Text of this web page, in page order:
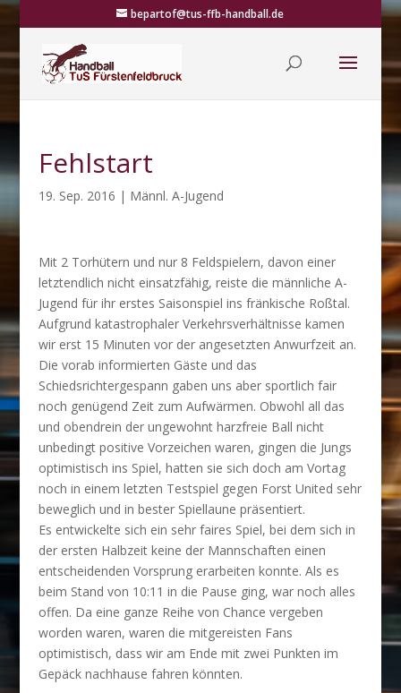
bepartof@tus-ffb-handball.de
Fehlstart
19. Sep. 2016 | Männl. A-Jugend
Mit 2 Torhütern und nur 8 Feldspielern, davon einer
letztendlich nicht einsatzfähig, reiste die männliche A-
Jugend für ihr erstes Saisonspiel ins fränkische Roßtal.
Aufgrund katastrophaler Verkehrsverhältnisse kamen
wir erst 15 Minuten vor der angesetzten Anwurfzeit an.
Die vorab informierten Gäste und das
Schiedsrichtergespann gaben uns aber sportlich fair
noch genügend Zeit zum Aufwärmen. Obwohl all das
und obendrein der ungewohnt harzfreie Ball nicht
unbedingt positive Vorzeichen waren, gingen die Jungs
optimistisch ins Spiel, hatten sie sich doch am Vortag
noch in einem letzten Testspiel gegen Forst United sehr
beweglich und in bester Spiellaune präsentiert.
Es entwickelte sich ein sehr faires Spiel, bei dem sich in
der ersten Halbzeit keine der Mannschaften einen
entscheidenden Vorsprung erarbeiten konnte. Als es
beim Stand von 10:11 in die Pause ging, war noch alles
offen. Da eine ganze Reihe von Chance vergeben
worden waren, waren die mitgereisten Fans
optimistisch, dass wir am Ende mit zwei Punkten im
Gepäck nachhause fahren könnten.